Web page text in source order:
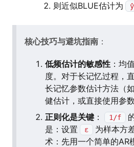
则近似BLUE估计为
核心技巧与避坑指南 ：
低频估计的敏感性 ：均
度。对于长记忆过程，
长记忆参数估计方法（
健估计，或直接使用参
正则化是关键 ： 1/f
是：设置
ε 为样本方
术：先用一个简单的AR